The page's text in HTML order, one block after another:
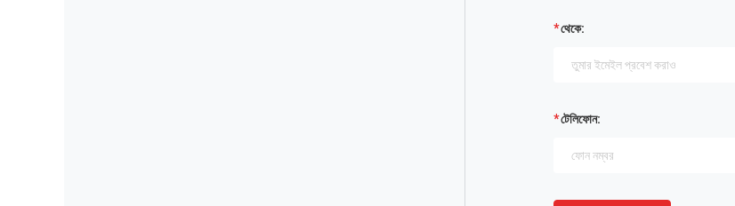
থেকে:
টেলিফোন: